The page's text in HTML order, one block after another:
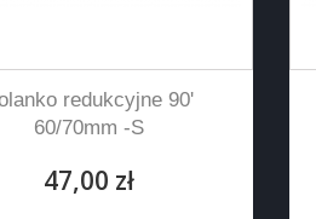
redukcyjne 90'
60/70mm -S
47,00 zł